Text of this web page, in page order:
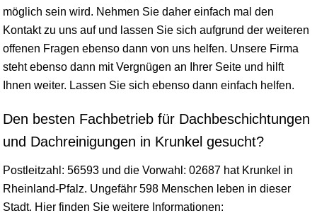
möglich sein wird. Nehmen Sie daher einfach mal den
Kontakt zu uns auf und lassen Sie sich aufgrund der weiteren
offenen Fragen ebenso dann von uns helfen. Unsere Firma
steht ebenso dann mit Vergnügen an Ihrer Seite und hilft
Ihnen weiter. Lassen Sie sich ebenso dann einfach helfen.
Den besten Fachbetrieb für Dachbeschichtungen
und Dachreinigungen in Krunkel gesucht?
Postleitzahl: 56593 und die Vorwahl: 02687 hat Krunkel in
Rheinland-Pfalz. Ungefähr 598 Menschen leben in dieser
Stadt. Hier finden Sie weitere Informationen: